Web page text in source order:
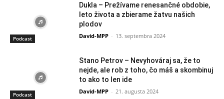
Podcast
Dukla – Prežívame renesančné obdobie,
leto života a zbierame žatvu našich
plodov
David-MPP - 13. septembra 2024
Podcast
Stano Petrov – Nevyhováraj sa, že to
nejde, ale rob z toho, čo máš a skombinuj
to ako to len ide
David-MPP - 21. augusta 2024